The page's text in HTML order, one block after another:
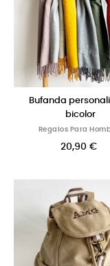
Bufanda
bicolor
Regalos Para
20,90 €